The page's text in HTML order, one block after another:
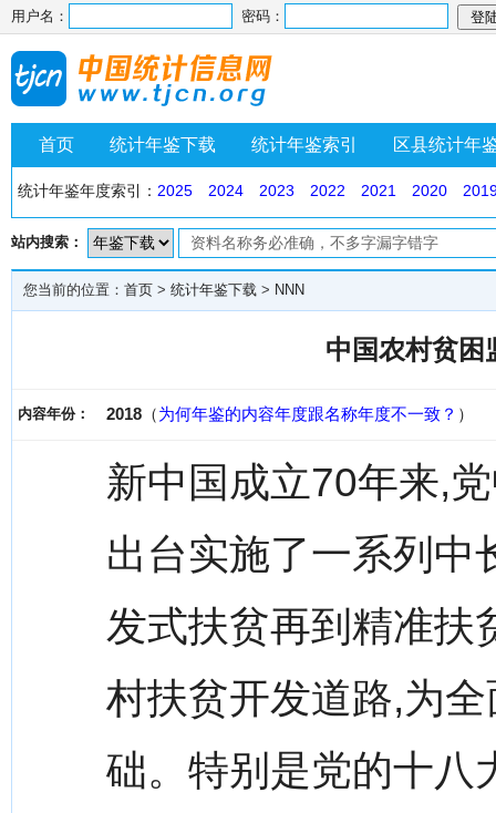
用户名： 密码：
首页 统计年鉴下载 统计年鉴索引 区县统计年
统计年鉴年度索引： 2025 2024 2023 2022 2021 2020
站内搜索：
您当前的位置： 首页 > 统计年鉴下载 > NNN
中国农村贫困
内容年份： 2018 （为何年鉴的内容年度跟名称年度不一致？ ）
新中国成立70年来,
出台实施了一系列中
发式扶贫再到精准扶
村扶贫开发道路,为
础。特别是党的十八